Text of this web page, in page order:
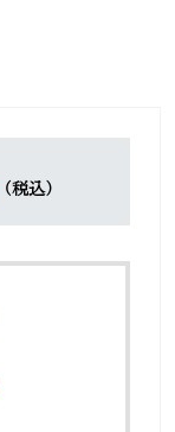
（税込）